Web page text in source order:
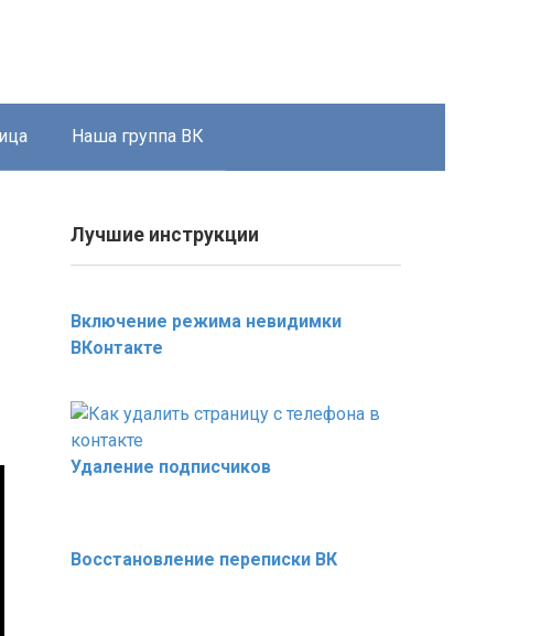
Наша группа ВК
Лучшие инструкции
Включение режима невидимки
ВКонтакте
Удаление подписчиков
Восстановление переписки ВК